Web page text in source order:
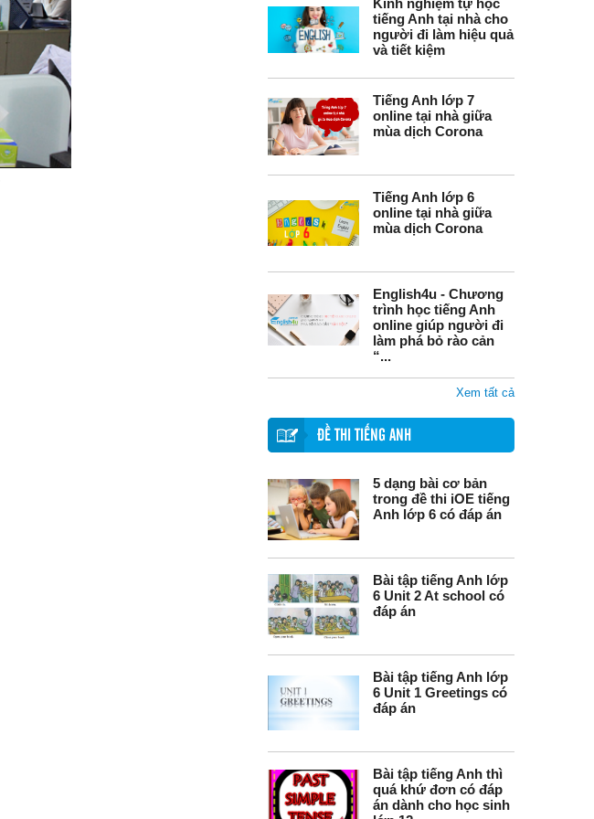
Kinh nghiệm tự học
tiếng Anh tại nhà cho
người đi làm hiệu quả
và tiết kiệm
Tiếng Anh lớp 7
online tại nhà giữa
mùa dịch Corona
Tiếng Anh lớp 6
online tại nhà giữa
mùa dịch Corona
English4u - Chương
trình học tiếng Anh
online giúp người đi
làm phá bỏ rào cản
“...
Xem tất cả
ĐỀ THI TIẾNG ANH
5 dạng bài cơ bản
trong đề thi iOE tiếng
Anh lớp 6 có đáp án
Bài tập tiếng Anh lớp
6 Unit 2 At school có
đáp án
Bài tập tiếng Anh lớp
6 Unit 1 Greetings có
đáp án
Bài tập tiếng Anh thì
quá khứ đơn có đáp
án dành cho học sinh